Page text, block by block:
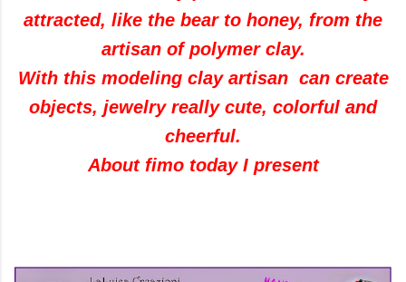
attracted, like the bear to honey, from the
artisan of polymer clay.
With this modeling clay artisan can create
objects, jewelry really cute, colorful and
cheerful.
About fimo today I present